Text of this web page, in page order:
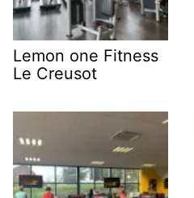
Lemon one Fitness
Le Creusot